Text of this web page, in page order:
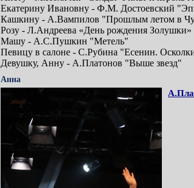
Екатерину Ивановну - Ф.М. Достоевский
Кашкину - А.Вампилов "Прошлым летом в
Розу - Л.Андреева «День рождения Золушки»
Машу - А.С.Пушкин "Метель"
Певицу в салоне - С.Рубина "Есенин. Осколки
Девушку, Анну - А.Платонов "Выше звезд"
Анна